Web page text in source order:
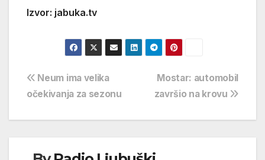
Izvor: jabuka.tv
Navigacija
objava
Mostar: automobil
završio na krovu
Neum ima velika
očekivanja za sezonu